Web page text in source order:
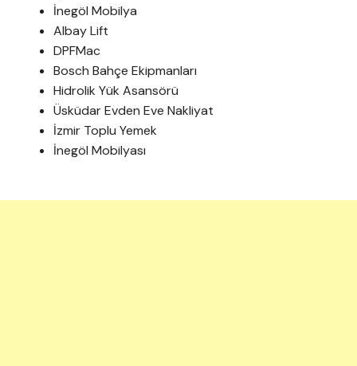
İnegöl Mobilya
Albay Lift
DPFMac
Bosch Bahçe Ekipmanları
Hidrolik Yük Asansörü
Üsküdar Evden Eve Nakliyat
İzmir Toplu Yemek
İnegöl Mobilyası